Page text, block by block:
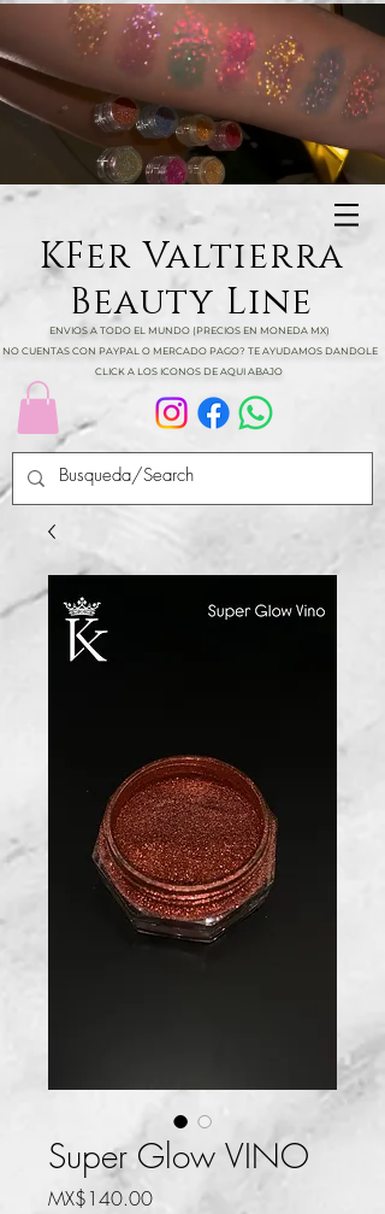
KFer Valtierra
Beauty Line
ENVIOS A TODO EL MUNDO (PRECIOS EN MONEDA MX)
NO CUENTAS CON PAYPAL O MERCADO PAGO? TE AYUDAMOS DANDOLE
CLICK A LOS ICONOS DE AQUI ABAJO
Super Glow VINO
MX$140.00Price